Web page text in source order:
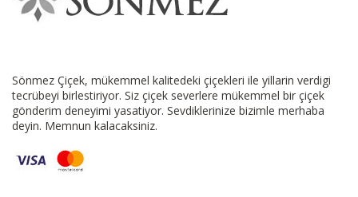
Sönmez Çiçek, mükemmel kalitedeki çiçekleri ile yillarin verdigi
tecrübeyi birlestiriyor. Siz çiçek severlere mükemmel bir çiçek
gönderim deneyimi yasatiyor. Sevdiklerinize bizimle merhaba
deyin. Memnun kalacaksiniz.